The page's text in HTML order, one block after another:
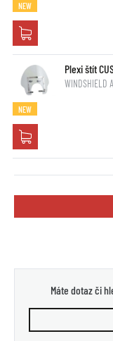
NEW
Plexi štít
WINDSHIELD
NEW
Máte dotaz či